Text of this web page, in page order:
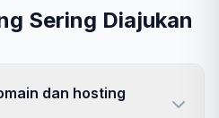
Sering Diajukan
dan hosting